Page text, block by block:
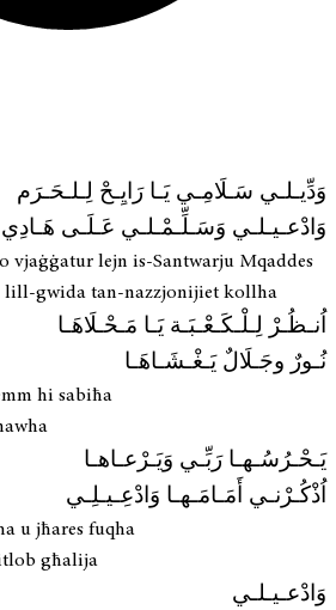
وَدِّيـلـي سَـلَامِـي يَـا رَايِـحْ لِـلـحَـرَم
وَادْعـيـلـي وَسَـلِّـمْـلـي عَـلَـى هَـادِي
vjaġġatur lejn is-Santwarju Mqaddes
gwida tan-nazzjonijiet kollha
اُنـظُـرْ لِـلْـكَـعْـبَـة يَـا مَـحْـلَاهَـا
نُـورٌ وجَـلَالٌ يَـغْـشَـاهَـا
hi sabiħa
يَـحْـرُسُـهـا رَبِّـي وَيَـرْعـاهـا
اُذْكُـرْنـي أَمَـامَـهـا وَادْعِـيـلِـي
u jħares fuqha
għalija
وَادْعـيـلـي